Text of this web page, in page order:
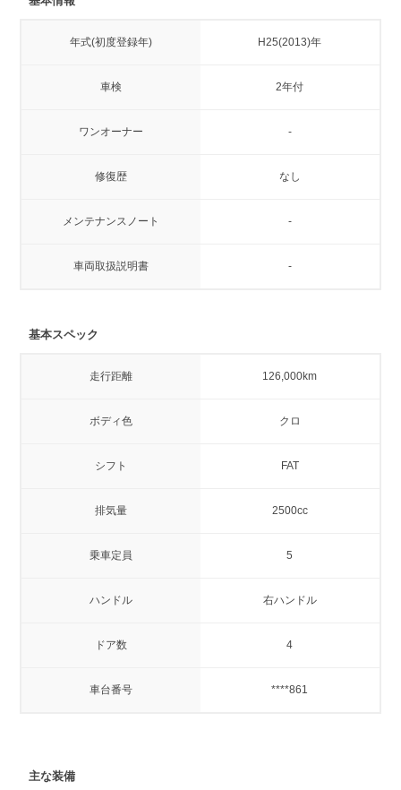
年式(初度登録年) H25(2013)年
車検 2年付
ワンオーナー -
修復歴 なし
メンテナンスノート -
車両取扱説明書 -
基本スペック
走行距離 126,000km
ボディ色 クロ
シフト FAT
排気量 2500cc
乗車定員 5
ハンドル 右ハンドル
ドア数 4
車台番号 ****861
主な装備